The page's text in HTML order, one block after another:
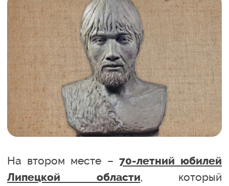
На втором месте – 70-летний юбилей
Липецкой области, который